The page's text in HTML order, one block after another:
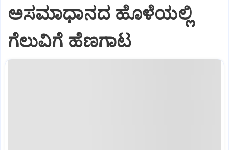
ಅಸಮಾಧಾನದ ಹೊಳೆಯಲ್ಲಿ
ಗೆಲುವಿಗೆ ಹೆಣಗಾಟ